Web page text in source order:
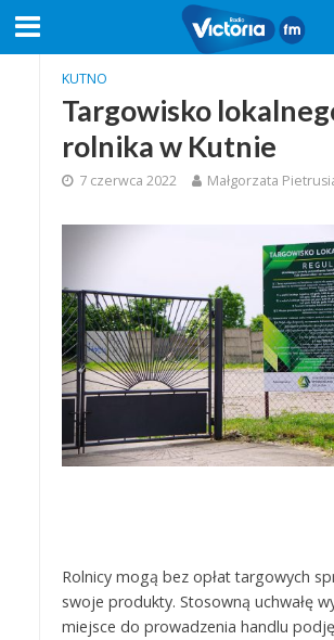
KUTNO
Targowisko
rolnika w Kutnie
7 czerwca 2022 Małgorzata
Rolnicy mogą bez opłat targowych
swoje produkty. Stosowną uchwałę
miejsce do prowadzenia handlu